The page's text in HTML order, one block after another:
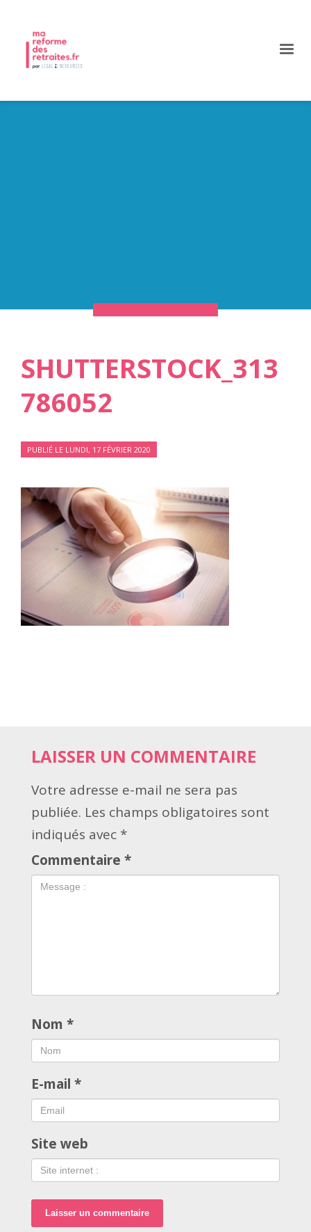
SHUTTERSTOCK_313
786052
PUBLIÉ LE LUNDI, 17 FÉVRIER 2020
LAISSER UN COMMENTAIRE
Votre adresse e-mail ne sera pas
publiée. Les champs obligatoires sont
indiqués avec *
Commentaire *
Nom *
E-mail *
Site web